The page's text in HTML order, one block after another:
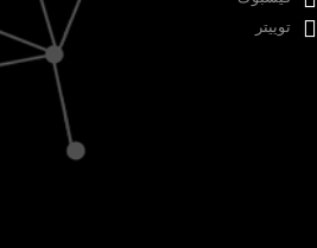
توییتر